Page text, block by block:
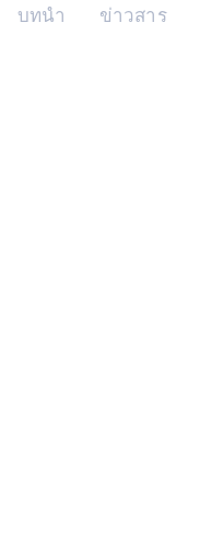
บทนำ ข่าวสาร